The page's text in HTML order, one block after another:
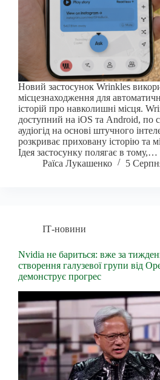
Новий застосунок Wrinkles
місцезнаходження для
історій про навколишні місця.
доступний на iOS та Android, по
аудіогід на основі штучного
розкриває приховану історію та
Ідея застосунку полягає в тому,…
Раїса Лукашенко
5
ІТ-новини
Nvidia не бариться: вже за
створення галузевої групи від
демонструє прогрес